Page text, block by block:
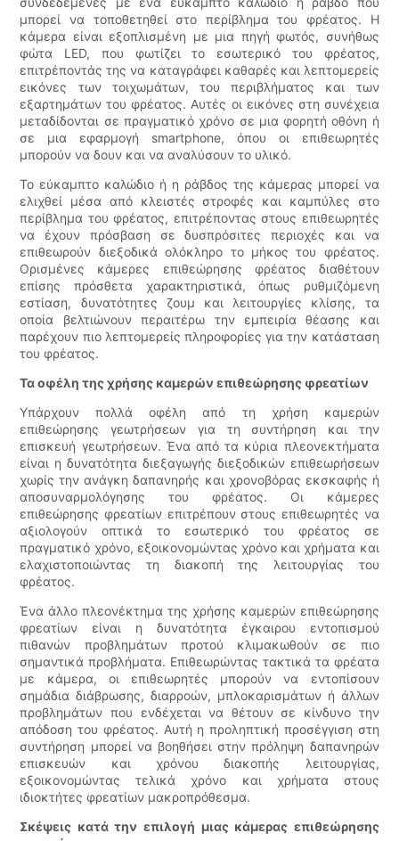
μπορεί να τοποθετηθεί στο περίβλημα του φρέατος. Η
κάμερα είναι εξοπλισμένη με μια πηγή φωτός, συνήθως
φώτα LED, που φωτίζει το εσωτερικό του φρέατος,
επιτρέποντάς της να καταγράφει καθαρές και λεπτομερείς
εικόνες των τοιχωμάτων, του περιβλήματος και των
εξαρτημάτων του φρέατος. Αυτές οι εικόνες στη συνέχεια
μεταδίδονται σε πραγματικό χρόνο σε μια φορητή οθόνη ή
σε μια εφαρμογή smartphone, όπου οι επιθεωρητές
μπορούν να δουν και να αναλύσουν το υλικό.
Το εύκαμπτο καλώδιο ή η ράβδος της κάμερας μπορεί να
ελιχθεί μέσα από κλειστές στροφές και καμπύλες στο
περίβλημα του φρέατος, επιτρέποντας στους επιθεωρητές
να έχουν πρόσβαση σε δυσπρόσιτες περιοχές και να
επιθεωρούν διεξοδικά ολόκληρο το μήκος του φρέατος.
Ορισμένες κάμερες επιθεώρησης φρέατος διαθέτουν
επίσης πρόσθετα χαρακτηριστικά, όπως ρυθμιζόμενη
εστίαση, δυνατότητες ζουμ και λειτουργίες κλίσης, τα
οποία βελτιώνουν περαιτέρω την εμπειρία θέασης και
παρέχουν πιο λεπτομερείς πληροφορίες για την κατάσταση
του φρέατος.
Τα οφέλη της χρήσης καμερών επιθεώρησης φρεατίων
Υπάρχουν πολλά οφέλη από τη χρήση καμερών
επιθεώρησης γεωτρήσεων για τη συντήρηση και την
επισκευή γεωτρήσεων. Ένα από τα κύρια πλεονεκτήματα
είναι η δυνατότητα διεξαγωγής διεξοδικών επιθεωρήσεων
χωρίς την ανάγκη δαπανηρής και χρονοβόρας εκσκαφής ή
αποσυναρμολόγησης του φρέατος. Οι κάμερες
επιθεώρησης φρεατίων επιτρέπουν στους επιθεωρητές να
αξιολογούν οπτικά το εσωτερικό του φρέατος σε
πραγματικό χρόνο, εξοικονομώντας χρόνο και χρήματα και
ελαχιστοποιώντας τη διακοπή της λειτουργίας του
φρέατος.
Ένα άλλο πλεονέκτημα της χρήσης καμερών επιθεώρησης
φρεατίων είναι η δυνατότητα έγκαιρου εντοπισμού
πιθανών προβλημάτων προτού κλιμακωθούν σε πιο
σημαντικά προβλήματα. Επιθεωρώντας τακτικά τα φρέατα
με κάμερα, οι επιθεωρητές μπορούν να εντοπίσουν
σημάδια διάβρωσης, διαρροών, μπλοκαρισμάτων ή άλλων
προβλημάτων που ενδέχεται να θέτουν σε κίνδυνο την
απόδοση του φρέατος. Αυτή η προληπτική προσέγγιση στη
συντήρηση μπορεί να βοηθήσει στην πρόληψη δαπανηρών
επισκευών και χρόνου διακοπής λειτουργίας,
εξοικονομώντας τελικά χρόνο και χρήματα στους
ιδιοκτήτες φρεατίων μακροπρόθεσμα.
Σκέψεις κατά την επιλογή μιας κάμερας επιθεώρησης